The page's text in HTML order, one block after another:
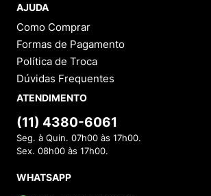
AJUDA
Como Comprar
Formas de Pagamento
Política de Troca
Dúvidas Frequentes
ATENDIMENTO
(11) 4380-6061
Seg. à Quin. 07h00 às 17h00.
Sex. 08h00 às 17h00.
WHATSAPP